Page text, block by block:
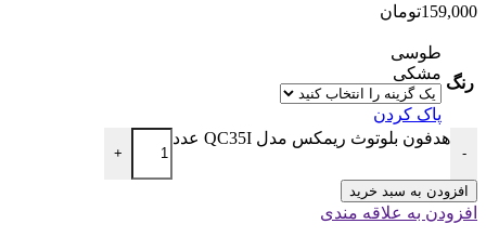
159,000تومان
رنگ
طوسی
مشکی
پاک کردن
-
هدفون بلوتوث ریمکس مدل QC35I عدد
+
افزودن به سبد خرید
افزودن به علاقه مندی